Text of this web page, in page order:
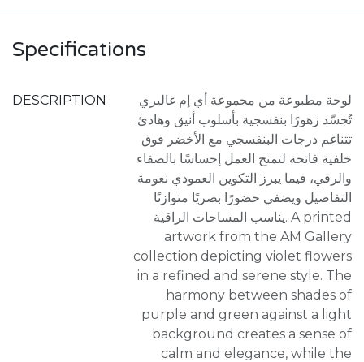
Specifications
DESCRIPTION
لوحة مطبوعة من مجموعة أي إم غاليري
تُجسّد زهورًا بنفسجية بأسلوب أنيق وهادئ.
تتناغم درجات البنفسجي مع الأخضر فوق
خلفية فاتحة لتمنح العمل إحساسًا بالصفاء
والرقي، فيما يبرز التكوين العمودي نعومة
التفاصيل ويضفي حضورًا بصريًا متوازنًا
يناسب المساحات الراقية. A printed
artwork from the AM Gallery
collection depicting violet flowers
in a refined and serene style. The
harmony between shades of
purple and green against a light
background creates a sense of
calm and elegance, while the